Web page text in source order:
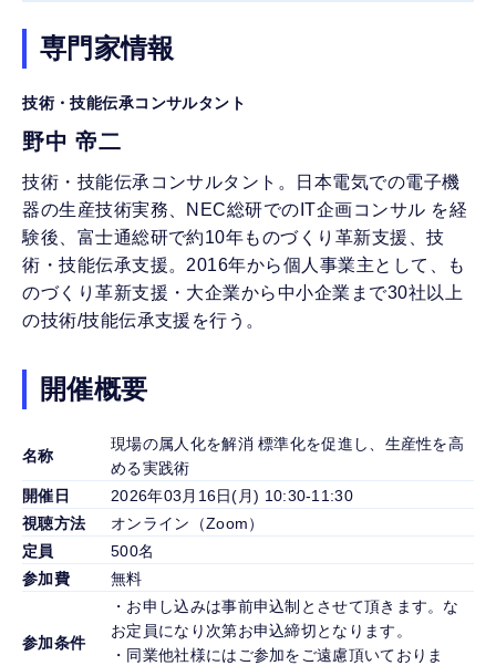
専門家情報
技術・技能伝承コンサルタント
野中 帝二
技術・技能伝承コンサルタント。日本電気での電子機
器の生産技術実務、NEC総研でのIT企画コンサル を経
験後、富士通総研で約10年ものづくり革新支援、技
術・技能伝承支援。2016年から個人事業主として、も
のづくり革新支援・大企業から中小企業まで30社以上
の技術/技能伝承支援を行う。
開催概要
名称
現場の属人化を解消 標準化を促進し、生産性を高
める実践術
開催日
2026年03月16日(月) 10:30-11:30
視聴方法
オンライン（Zoom）
定員
500名
参加費
無料
参加条件
・お申し込みは事前申込制とさせて頂きます。な
お定員になり次第お申込締切となります。
・同業他社様にはご参加をご遠慮頂いておりま